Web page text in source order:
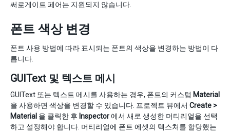
써로게이트 페어는 지원되지 않습니다.
폰트 색상 변경
폰트 사용 방법에 따라 표시되는 폰트의 색상을 변경하는 방법이 다
릅니다.
GUIText 및 텍스트 메시
GUIText 또는 텍스트 메시를 사용하는 경우, 폰트의 커스텀 Material
을 사용하면 색상을 변경할 수 있습니다. 프로젝트 뷰에서 Create >
Material 을 클릭한 후 Inspector에서 새로 생성한 머티리얼을 선택
하고 설정해야 합니다. 머티리얼에 폰트 에셋의 텍스처를 할당했는